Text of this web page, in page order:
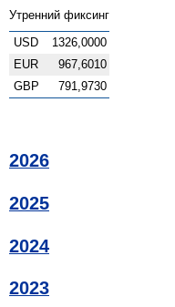
Утренний фиксинг
USD
1326,0000
EUR
967,6010
GBP
791,9730
2026
2025
2024
2023